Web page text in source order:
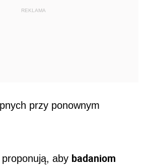
REKLAMA
przy ponownym
aby badaniom